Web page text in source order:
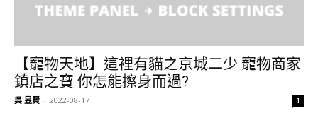
【寵物天地】這裡有貓之京城二少 寵物商家
鎮店之寶 你怎能擦身而過?
吳 昱賢 - 2022-08-17 1